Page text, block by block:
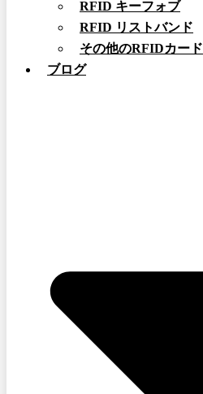
RFID キーフォブ
RFID リストバンド
その他のRFIDカード
ブログ